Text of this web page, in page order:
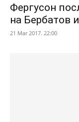
Фергусон
на Бербатов
21 Mar 2017. 22:00